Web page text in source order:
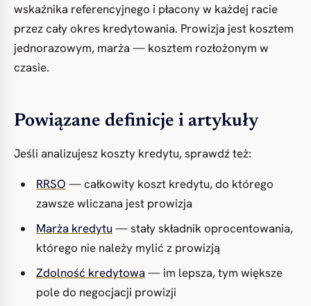
wskaźnika referencyjnego i płacony w każdej racie
przez cały okres kredytowania. Prowizja jest kosztem
jednorazowym, marża — kosztem rozłożonym w
czasie.
Powiązane definicje i artykuły
Jeśli analizujesz koszty kredytu, sprawdź też:
RRSO — całkowity koszt kredytu, do którego
zawsze wliczana jest prowizja
Marża kredytu — stały składnik oprocentowania,
którego nie należy mylić z prowizją
Zdolność kredytowa — im lepsza, tym większe
pole do negocjacji prowizji